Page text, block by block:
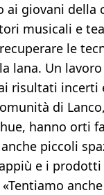
ai giovani della
musicali e
le
lana. Un
risultati incerti
di
hanno orti
piccoli
e i